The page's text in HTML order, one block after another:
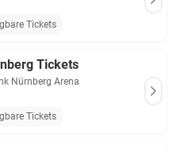
Tickets
Tickets
Nürnberg Arena
Tickets